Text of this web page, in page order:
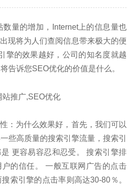
数量的增加，Internet上的信息量也
现将为人们查阅信息带来极大的便
擎的效果越好，公司的知名度就越
告诉您SEO优化的价值是什么。
：为什么效果好，首先，我们可以
些高质量的搜索引擎流量，搜索引
更容易容忍和忍受。 搜索引擎排
的信任。 一般互联网广告的点击
索引擎的点击率则高达30-80％。